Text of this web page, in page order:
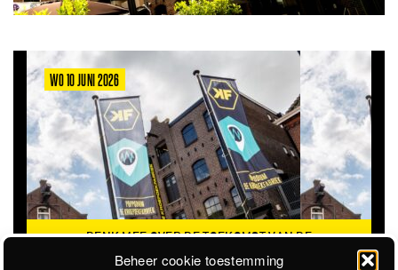
Beheer cookie toestemming
WO 10 JUNI 2026
DENK MEE OVER DE TOEKOMST VAN DE
KROEPOEKFABRIEK